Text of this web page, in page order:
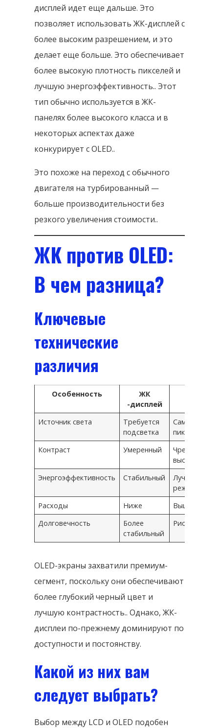
дисплей идет еще дальше. Это
позволяет использовать ЖК-дисплей с
более высоким разрешением, и это
делает еще больше. Это обеспечивает
более высокую плотность пикселей и
лучшую энергоэффективность.. Этот
тип обычно используется в ЖК-
панелях более высокого класса и в
некоторых аспектах даже
конкурирует с OLED..
Это похоже на переход с обычного
двигателя на турбированный —
больше производительности без
резкого увеличения стоимости..
ЖК против OLED:
В чем разница?
Ключевые
технические
различия
Особенность
ЖК
-дисплей
Источник света
Требуется
подсветка
пиксели
Контраст
Умеренный
Чрезвычайно
высокий
Энергоэффективность
Стабильный
Лучше в
режиме
Расходы
Ниже
Выше
Долговечность
Более
стабильный
Риск
OLED-экраны захватили премиум-
сегмент, поскольку они обеспечивают
более глубокий черный цвет и
лучшую контрастность.. Однако, ЖК-
дисплеи по-прежнему доминируют по
доступности и постоянству.
Какой из них вам
следует выбрать?
Выбор между LCD и OLED подобен